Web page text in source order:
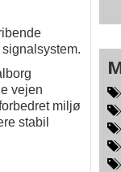
vejen
miljø
stabil